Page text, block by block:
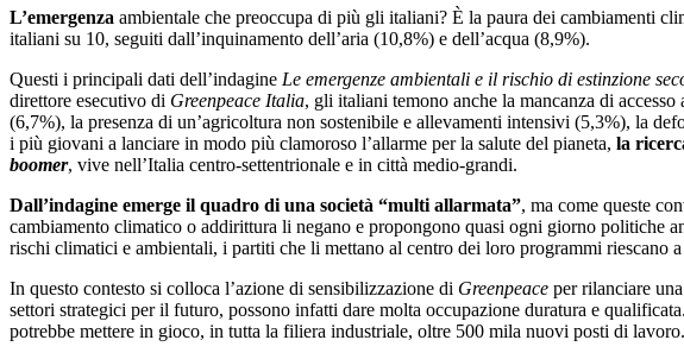
L’emergenza ambientale che preoccupa di più gli italiani? È la paura dei cambiamenti
italiani su 10, seguiti dall’inquinamento dell’aria (10,8%) e dell’acqua (8,9%).
Questi i principali dati dell’indagine Le emergenze ambientali e il rischio di estinzione
direttore esecutivo di Greenpeace Italia, gli italiani temono anche la mancanza di
(6,7%), la presenza di un’agricoltura non sostenibile e allevamenti intensivi (5,3%), la
i più giovani a lanciare in modo più clamoroso l’allarme per la salute del pianeta, la
boomer, vive nell’Italia centro-settentrionale e in città medio-grandi.
Dall’indagine emerge il quadro di una società “multi allarmata”, ma come queste
cambiamento climatico o addirittura li negano e propongono quasi ogni giorno politiche
rischi climatici e ambientali, i partiti che li mettano al centro dei loro programmi riescano
In questo contesto si colloca l’azione di sensibilizzazione di Greenpeace per rilanciare
settori strategici per il futuro, possono infatti dare molta occupazione duratura e
potrebbe mettere in gioco, in tutta la filiera industriale, oltre 500 mila nuovi posti di lavoro.